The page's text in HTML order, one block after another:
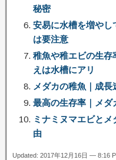
秘密
安易に水槽を増やし
は要注意
稚魚や稚エビの生存
えは水槽にアリ
メダカの稚魚｜成
最高の生存率｜メ
ミナミヌマエビと
由
Updated: 2017年12月16日 — 8:16